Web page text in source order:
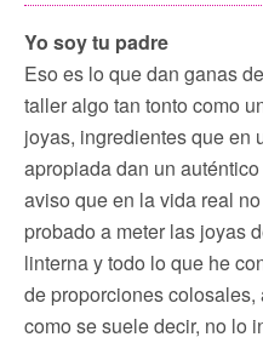
Yo soy tu padre
Eso es lo que dan ganas
taller algo tan tonto como
joyas, ingredientes que en
apropiada dan un
aviso que en la vida real
probado a meter las joyas
linterna y todo lo que he
de proporciones colosales,
como se suele decir, no lo